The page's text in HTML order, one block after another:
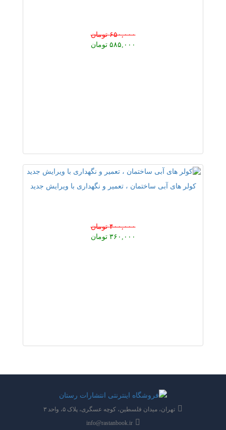
۶۵۰,۰۰۰ تومان
۵۸۵,۰۰۰ تومان
کولر های آبی ساختمان ، تعمیر و نگهداری با ویرایش جدید
۴۰۰,۰۰۰ تومان
۳۶۰,۰۰۰ تومان
تهران، میدان فلسطین، کوچه عسگری، پلاک ۵، واحد ۳
info@rastanbook.ir